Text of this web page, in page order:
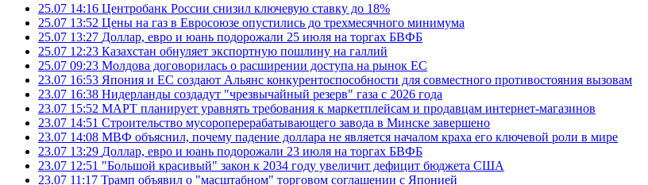
25.07 14:16 Центробанк России снизил ключевую ставку до 18%
25.07 13:52 Цены на газ в Евросоюзе опустились до трехмесячного минимума
25.07 13:27 Доллар, евро и юань подорожали 25 июля на торгах БВФБ
25.07 12:23 Казахстан обнуляет экспортную пошлину на галлий
25.07 09:23 Молдова договорилась о расширении доступа на рынок ЕС
23.07 16:53 Япония и ЕС создают Альянс конкурентоспособности для совместного противостояния вызовам
23.07 16:38 Нидерланды создадут "чрезвычайный резерв" газа с 2026 года
23.07 15:52 МАРТ планирует уравнять требования к маркетплейсам и продавцам интернет-магазинов
23.07 14:51 Строительство мусороперерабатывающего завода в Минске завершено
23.07 14:08 МВФ объяснил, почему падение доллара не является началом краха его ключевой роли в мире
23.07 13:29 Доллар, евро и юань подорожали 23 июля на торгах БВФБ
23.07 12:51 "Большой красивый" закон к 2034 году увеличит дефицит бюджета США
23.07 11:17 Трамп объявил о "масштабном" торговом соглашении с Японией